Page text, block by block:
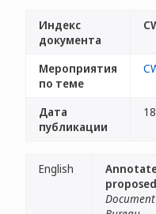
Индекс
документа
Мероприятия
по теме
Дата
публикации
English